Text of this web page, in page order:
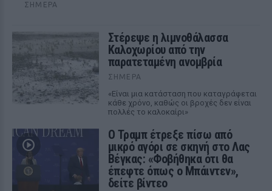
ΣΉΜΕΡΑ
Στέρεψε η λιμνοθάλασσα
Καλοχωρίου από την
παρατεταμένη ανομβρία
ΣΉΜΕΡΑ
«Είναι μια κατάσταση που καταγράφεται
κάθε χρόνο, καθώς οι βροχές δεν είναι
πολλές το καλοκαίρι»
Ο Τραμπ έτρεξε πίσω από
μικρό αγόρι σε σκηνή στο Λας
Βέγκας: «Φοβήθηκα ότι θα
έπεφτε όπως ο Μπάιντεν»,
δείτε βίντεο